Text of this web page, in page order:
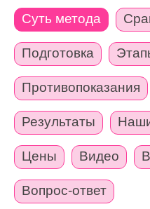
Суть метода
Подготовка
Противопоказания
Результаты
Цены Видео
Вопрос-ответ